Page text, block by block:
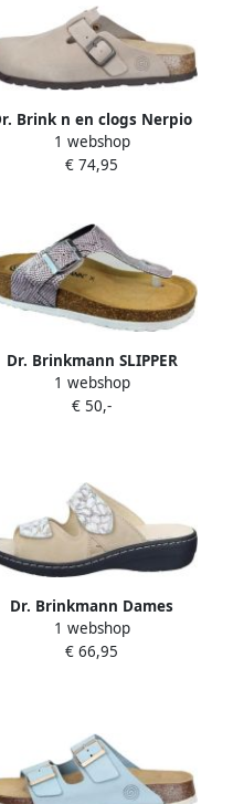
Brink n en clogs Nerpio
1 webshop
€ 74,95
Dr. Brinkmann SLIPPER
WENDY
1 webshop
€ 50,-
Dr. Brinkmann Dames
muiltjes Chelva
1 webshop
€ 66,95